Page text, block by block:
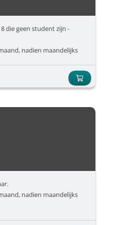
die geen student zijn -
nadien maandelijks
nadien maandelijks